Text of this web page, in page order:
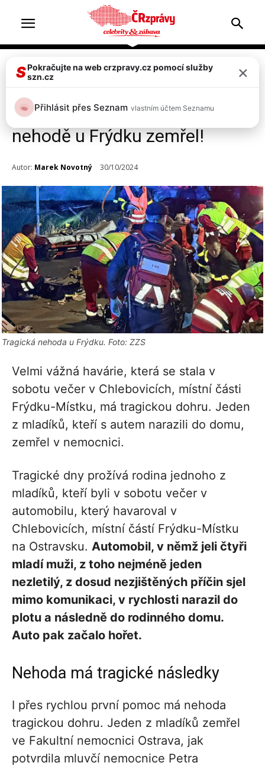
Doprava & nehody Top 2
Smutná zpráva z nemocnice:
Jeden z mladíků po hrozivé
nehodě u Frýdku zemřel!
Autor: Marek Novotný 30/10/2024
Tragická nehoda u Frýdku. Foto: ZZS
Velmi vážná havárie, která se stala v
sobotu večer v Chlebovicích, místní části
Frýdku-Místku, má tragickou dohru. Jeden
z mladíků, kteří s autem narazili do domu,
zemřel v nemocnici.
Tragické dny prožívá rodina jednoho z
mladíků, kteří byli v sobotu večer v
automobilu, který havaroval v
Chlebovicích, místní částí Frýdku-Místku
na Ostravsku. Automobil, v němž jeli čtyři
mladí muži, z toho nejméně jeden
nezletilý, z dosud nezjištěných příčin sjel
mimo komunikaci, v rychlosti narazil do
plotu a následně do rodinného domu.
Auto pak začalo hořet.
Nehoda má tragické následky
I přes rychlou první pomoc má nehoda
tragickou dohru. Jeden z mladíků zemřel
ve Fakultní nemocnici Ostrava, jak
potvrdila mluvčí nemocnice Petra
SPokračujte na web crzpravy.cz pomocí služby
szn.cz
×
Přihlásit přes Seznam vlastním účtem Seznamu